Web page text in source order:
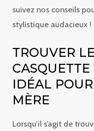
suivez nos conseils
stylistique audacieux !
TROUVER
IDÉAL
MÈRE
Lorsqu’il s’agit de